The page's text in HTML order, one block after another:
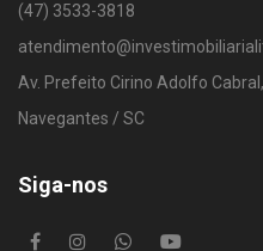
(47) 3533-3818
Av. Prefeito Cirino Adolfo
Navegantes / SC
Siga-nos